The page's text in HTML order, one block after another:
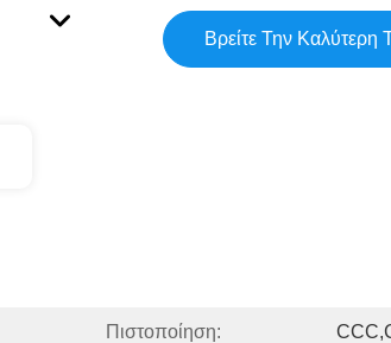
Βρείτε Την Καλύτερη
Πιστοποίηση: